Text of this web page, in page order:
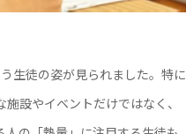
生徒の姿が見られました。特に
設やイベントだけではなく、